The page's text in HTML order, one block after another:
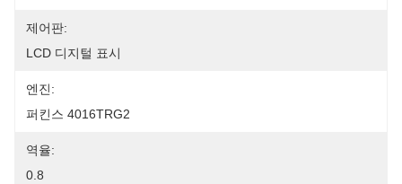
제어판:
LCD 디지털 표시
엔진:
퍼킨스 4016TRG2
역율:
0.8